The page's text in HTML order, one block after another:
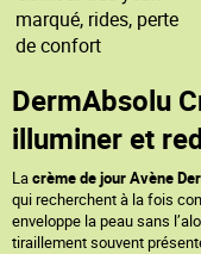
marqué, rides, perte
de confort
DermAbsolu
illuminer et
Lacrème de jour Avène
qui recherchent à la fois
enveloppe la peau sans
tiraillement souvent